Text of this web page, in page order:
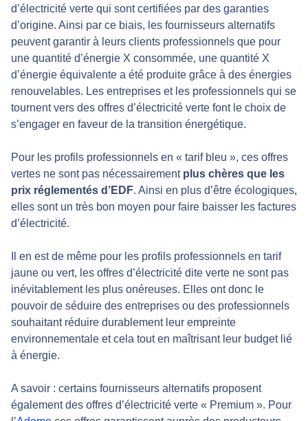
d’électricité verte qui sont certifiées par des garanties
d’origine. Ainsi par ce biais, les fournisseurs alternatifs
peuvent garantir à leurs clients professionnels que pour
une quantité d’énergie X consommée, une quantité X
d’énergie équivalente a été produite grâce à des énergies
renouvelables. Les entreprises et les professionnels qui se
tournent vers des offres d’électricité verte font le choix de
s’engager en faveur de la transition énergétique.
Pour les profils professionnels en « tarif bleu », ces offres
vertes ne sont pas nécessairement plus chères que les
prix réglementés d’EDF. Ainsi en plus d’être écologiques,
elles sont un très bon moyen pour faire baisser les factures
d’électricité.
Il en est de même pour les profils professionnels en tarif
jaune ou vert, les offres d’électricité dite verte ne sont pas
inévitablement les plus onéreuses. Elles ont donc le
pouvoir de séduire des entreprises ou des professionnels
souhaitant réduire durablement leur empreinte
environnementale et cela tout en maîtrisant leur budget lié
à énergie.
A savoir : certains fournisseurs alternatifs proposent
également des offres d’électricité verte « Premium ». Pour